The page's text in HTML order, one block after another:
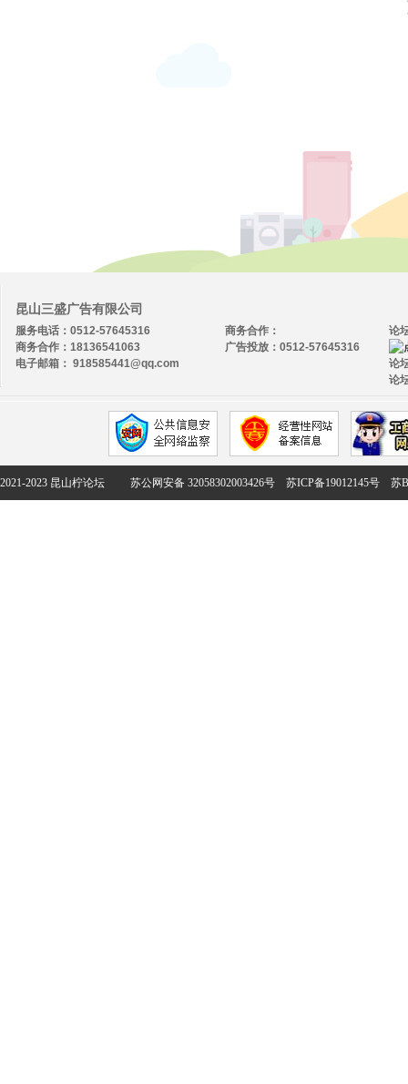
昆山三盛广告有限公司
服务电话：0512-57645316
商务合作：18136541063
电子邮箱： 918585441@qq.com
论
论
论
商务合作：
广告投放：0512-57645316
2021-2023 昆山柠论坛 苏公网安备 32058302003426号 苏ICP备19012145号 苏